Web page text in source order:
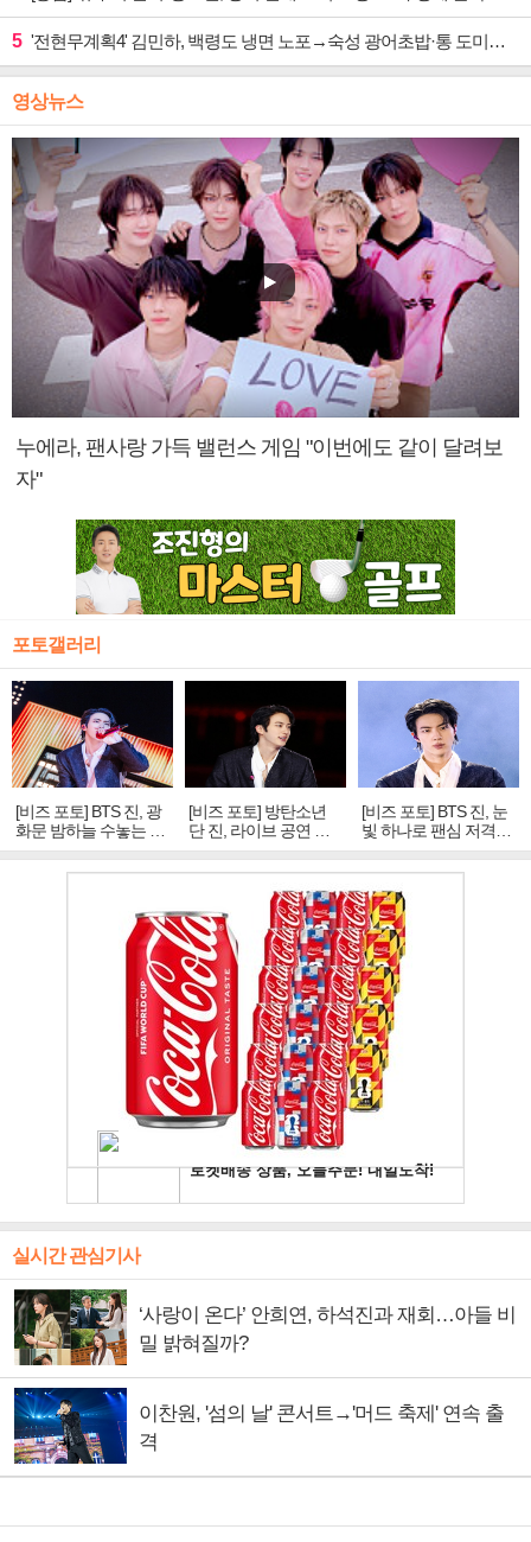
5 '전현무계획4' 김민하, 백령도 냉면 노포→숙성 광어초밥·통 도미찜 맛집 탐방
영상뉴스
누에라, 팬사랑 가득 밸런스 게임 "이번에도 같이 달려보
자"
포토갤러리
[비즈 포토] BTS 진, 광
화문 밤하늘 수놓는 '비
주얼 킹'의 열창
[비즈 포토] 방탄소년
단 진, 라이브 공연 중
빛나는 독보적 아우라
[비즈 포토] BTS 진, 눈
빛 하나로 팬심 저격…
독보적 카리스마
실시간 관심기사
‘사랑이 온다’ 안희연, 하석진과 재회…아들 비
밀 밝혀질까?
이찬원, '섬의 날' 콘서트→'머드 축제' 연속 출
격